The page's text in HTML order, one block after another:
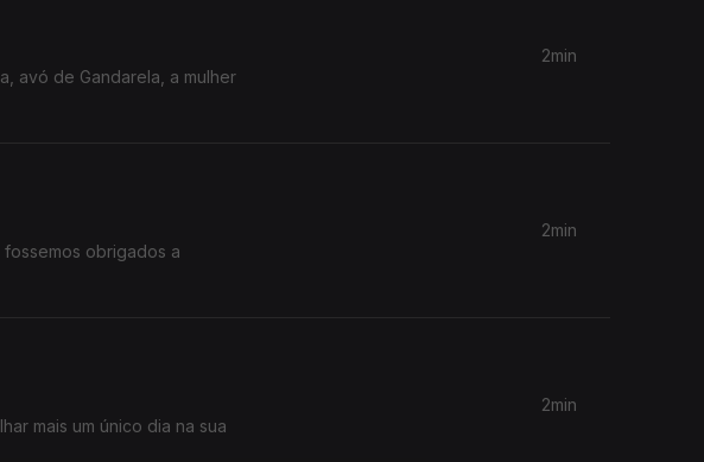
avó de Gandarela, a mulher
2min
obrigados a
2min
mais um único dia na sua
2min